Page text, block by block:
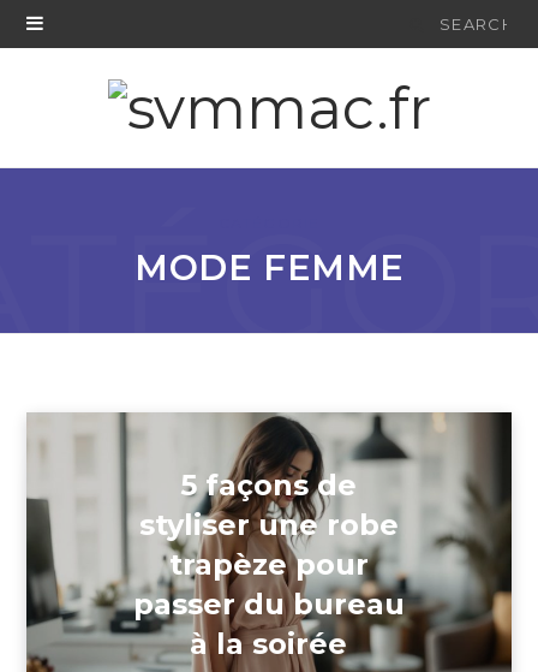
Search
MODE FEMME
5 façons de
styliser une robe
trapèze pour
passer du bureau
à la soirée